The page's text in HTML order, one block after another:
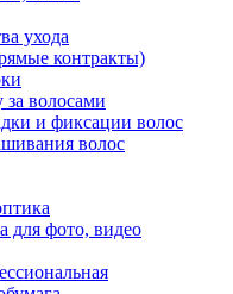
ухода
контракты)
за волосами
и фиксации волос
волос
для фото, видео